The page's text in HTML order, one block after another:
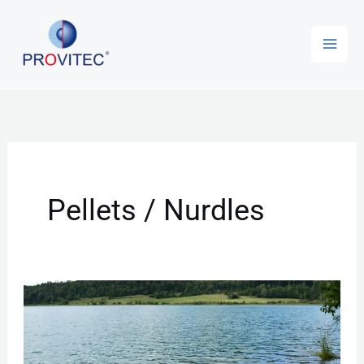
springen
Pellets / Nurdles